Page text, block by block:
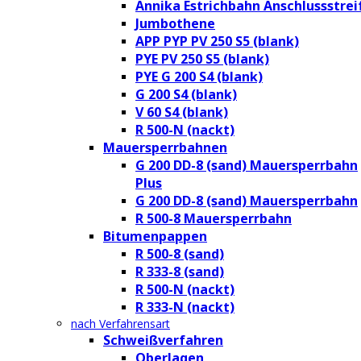
Annika Estrichbahn
Jumbothene
APP PYP PV 250 S5 (blank)
PYE PV 250 S5 (blank)
PYE G 200 S4 (blank)
G 200 S4 (blank)
V 60 S4 (blank)
R 500-N (nackt)
Mauersperrbahnen
G 200 DD-8 (sand) Mauersperrbahn
Plus
G 200 DD-8 (sand) Mauersperrbahn
R 500-8 Mauersperrbahn
Bitumenpappen
R 500-8 (sand)
R 333-8 (sand)
R 500-N (nackt)
R 333-N (nackt)
nach Verfahrensart
Schweißverfahren